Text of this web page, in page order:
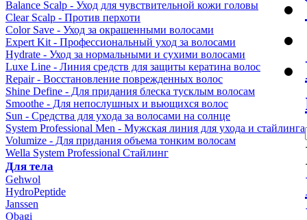
Balance Scalp - Уход для чувствительной кожи головы
Clear Scalp - Против перхоти
Color Save - Уход за окрашенными волосами
Expert Kit - Профессиональный уход за волосами
Hydrate - Уход за нормальными и сухими волосами
Luxe Line - Линия средств для защиты кератина волос
Repair - Восстановление поврежденных волос
Shine Define - Для придания блеска тусклым волосам
Smoothe - Для непослушных и вьющихся волос
Sun - Средства для ухода за волосами на солнце
System Professional Men - Мужская линия для ухода и стайлинга
Volumize - Для придания объема тонким волосам
Wella System Professional Стайлинг
Для тела
Gehwol
HydroPeptide
Janssen
Obagi